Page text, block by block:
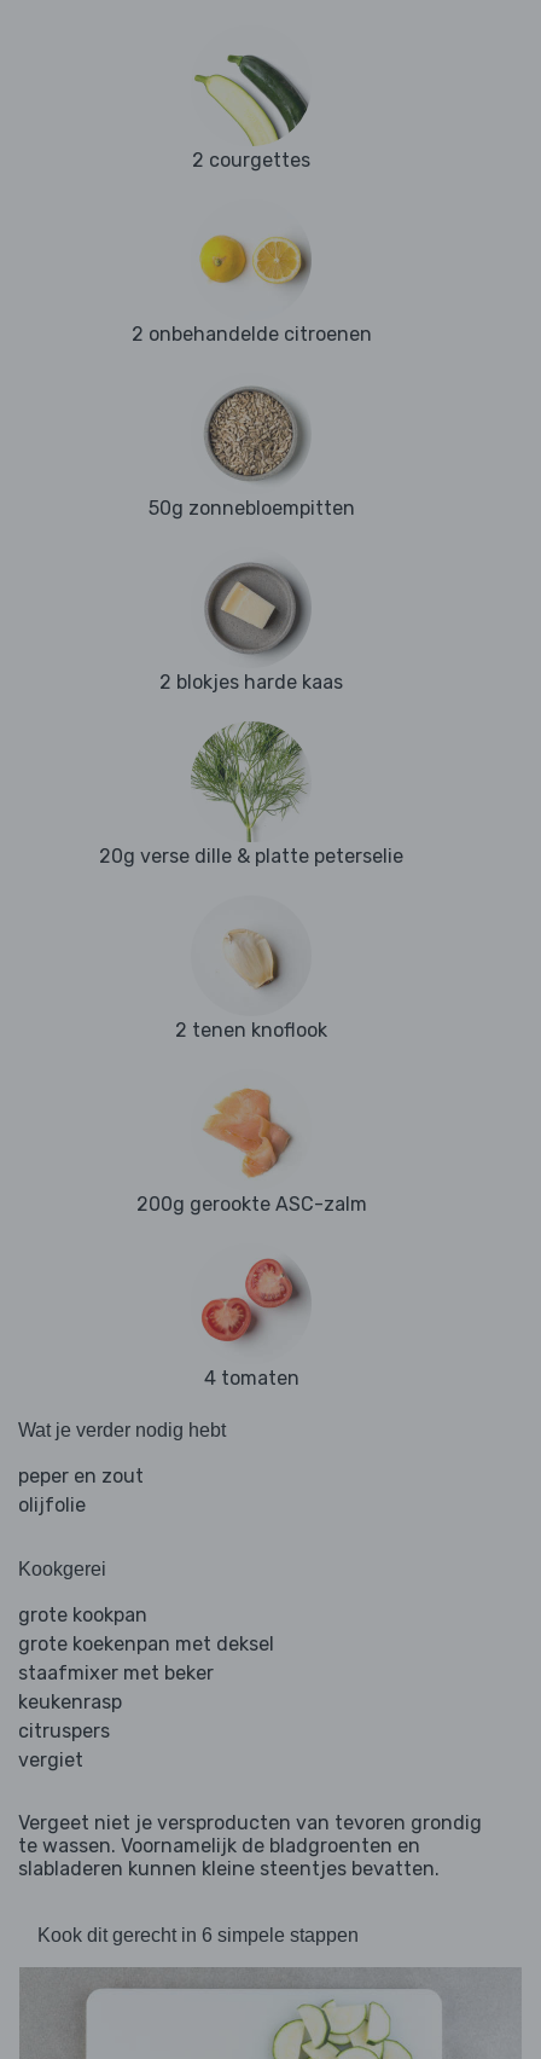
2 courgettes
2 onbehandelde citroenen
50g zonnebloempitten
2 blokjes harde kaas
20g verse dille & platte peterselie
2 tenen knoflook
200g gerookte ASC-zalm
4 tomaten
Wat je verder nodig hebt
peper en zout
olijfolie
Kookgerei
grote kookpan
grote koekenpan met deksel
staafmixer met beker
keukenrasp
citruspers
vergiet
Vergeet niet je versproducten van tevoren grondig
te wassen. Voornamelijk de bladgroenten en
slabladeren kunnen kleine steentjes bevatten.
Kook dit gerecht in 6 simpele stappen